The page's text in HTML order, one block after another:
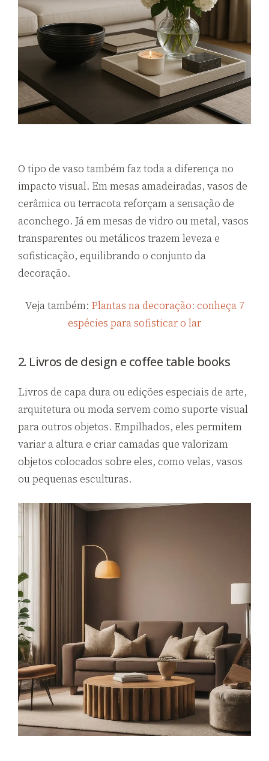
O tipo de vaso também faz toda a diferença no
impacto visual. Em mesas amadeiradas, vasos de
cerâmica ou terracota reforçam a sensação de
aconchego. Já em mesas de vidro ou metal, vasos
transparentes ou metálicos trazem leveza e
sofisticação, equilibrando o conjunto da
decoração.
Veja também: Plantas na decoração: conheça 7
espécies para sofisticar o lar
2. Livros de design e coffee table books
Livros de capa dura ou edições especiais de arte,
arquitetura ou moda servem como suporte visual
para outros objetos. Empilhados, eles permitem
variar a altura e criar camadas que valorizam
objetos colocados sobre eles, como velas, vasos
ou pequenas esculturas.